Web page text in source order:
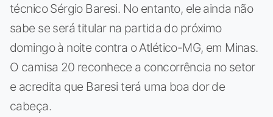
técnico Sérgio Baresi. No entanto, ele ainda não
sabe se será titular na partida do próximo
domingo à noite contra o Atlético-MG, em Minas.
O camisa 20 reconhece a concorrência no setor
e acredita que Baresi terá uma boa dor de
cabeça.